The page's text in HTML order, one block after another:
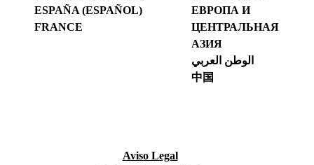
ESPAÑA (ESPAÑOL)
FRANCE
ЕВРОПА И
ЦЕНТРАЛЬНАЯ
АЗИЯ
الوطن العربي
中国
Aviso Legal